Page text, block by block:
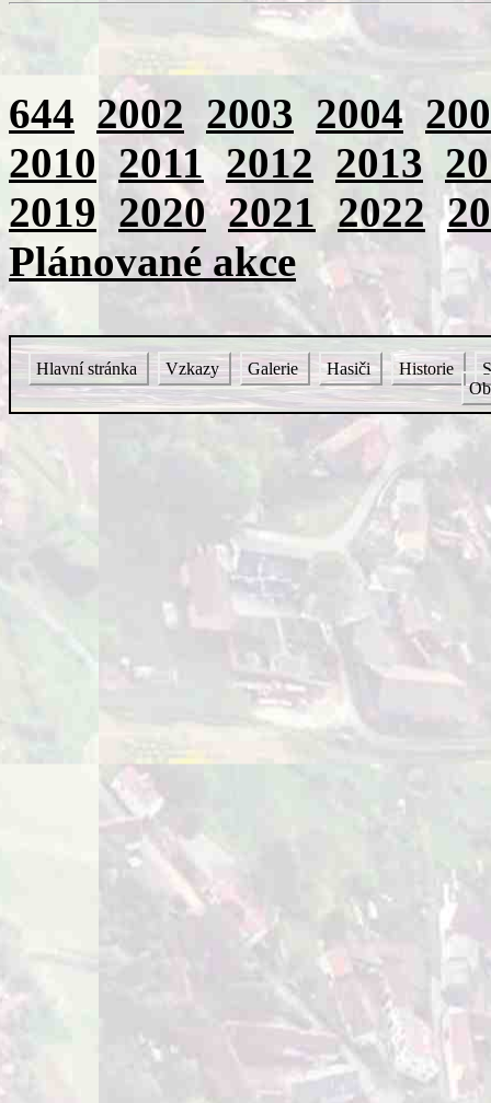
644 2002 2003 2004
2010 2011 2012 2013
2019 2020 2021 2022
Plánované akce
Hlavní stránka Vzkazy Galerie Hasiči Historie